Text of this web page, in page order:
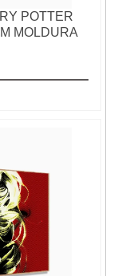
POTTER
MOLDURA